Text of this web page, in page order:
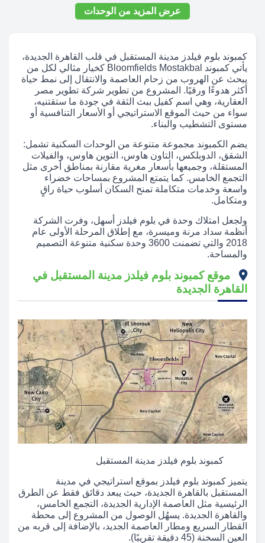
عرض المزيد من الوحدات
كمبوند بلوم فيلدز مدينة المستقبل في قلب القاهرة الجديدة،
يأتي كمبوند Bloomfields Mostakbal كخيار مثالي لكل من
يبحث عن الهروب من زحام العاصمة والانتقال إلى نمط حياة
أكثر هدوءًا ورقيًا. المشروع من تطوير شركة تطوير مصر
العقارية، وهي اسم كفيل ببث الثقة في جودة ما ستقتنيه،
سواء من حيث الموقع الاستراتيجي أو الأسعار التنافسية أو
مستوى التشطيب والبناء.
يضم الكمبوند مجموعة متنوعة من الوحدات السكنية تشمل:
الشقق، الدوبلكس، التاون هاوس، التوين هاوس، والفيلات
المستقلة، وجميعها بأسعار مغرية مقارنة بمناطق أخرى مثل
التجمع الخامس. كما يتمتع المشروع بمساحات خضراء
واسعة وخدمات متكاملة تمنح السكان أسلوب حياة راقٍ
ومتكامل.
ولجعل امتلاك وحدة في بلوم فيلدز أسهل، وفرت الشركة
أنظمة سداد مرنة وميسرة، مع إطلاق المرحلة الأولى عام
2018 والتي تضمنت 3600 وحدة سكنية متنوعة التصميم
والمساحة.
موقع كمبوند بلوم فيلدز مدينة المستقبل في
القاهرة الجديدة
كمبوند بلوم فيلدز مدينة المستقبل
يتميز كمبوند بلوم فيلدز بموقع استراتيجي في مدينة
المستقبل بالقاهرة الجديدة، حيث يبعد دقائق فقط عن الطرق
الرئيسية مثل العاصمة الإدارية الجديدة، التجمع الخامس،
والقاهرة الجديدة. يسهُل الوصول من المشروع إلى محطة
القطار السريع ومطار العاصمة الجديد، بالإضافة إلى قربه من
العين السخنة (45 دقيقة تقريبًا).